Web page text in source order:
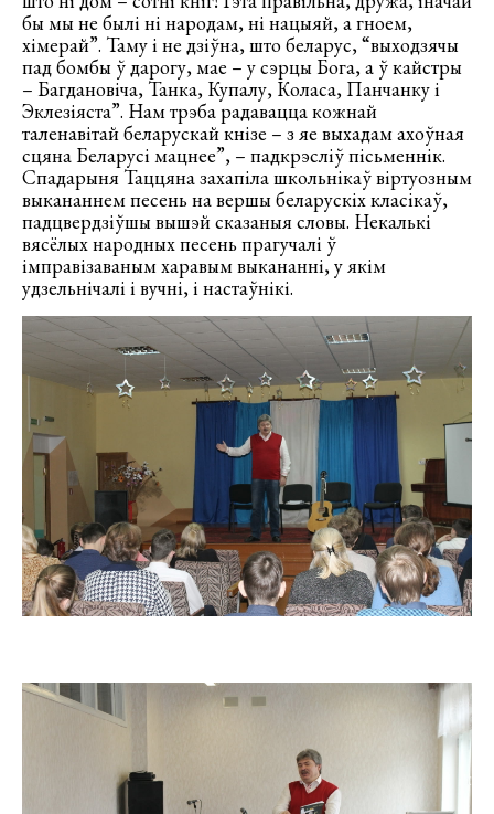
бы мы не былі ні народам, ні нацыяй, а гноем,
хімерай”. Таму і не дзіўна, што беларус, “выходзячы
пад бомбы ў дарогу, мае – у сэрцы Бога, а ў кайстры
– Багдановіча, Танка, Купалу, Коласа, Панчанку і
Эклезіяста”. Нам трэба радавацца кожнай
таленавітай беларускай кнізе – з яе выхадам ахоўная
сцяна Беларусі мацнее”, – падкрэсліў пісьменнік.
Спадарыня Таццяна захапіла школьнікаў віртуозным
выкананнем песень на вершы беларускіх класікаў,
падцвердзіўшы вышэй сказаныя словы. Некалькі
вясёлых народных песень прагучалі ў
імправізаваным харавым выкананні, у якім
удзельнічалі і вучні, і настаўнікі.